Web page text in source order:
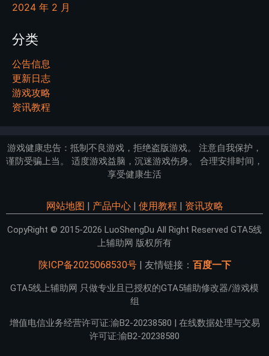
2024 年 2 月
分类
公告信息
更新日志
游戏攻略
资讯教程
游戏健康忠告：抵制不良游戏，拒绝盗版游戏。 注意自我保护，
谨防受骗上当。 适度游戏益脑，沉迷游戏伤身。 合理安排时间，
享受健康生活
网站地图 | 产品中心| 使用教程 | 资讯攻略
CopyRight © 2015-2026 LuoShengDu All Right Reserved GTA5线
上辅助网 版权所有
陕ICP备2025068530号| 友情链接： 百度一下
GTA5线上辅助网 只做专业且已授权的GTA5辅助修改器/游戏模
组
增值电信业务经营许可证:渝B2-20238580 | 在线数据处理与交易
许可证:渝B2-20238580